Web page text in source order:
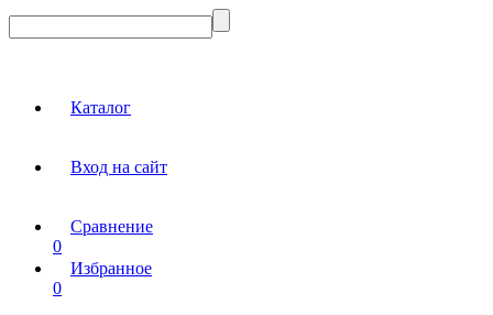
Каталог
Вход на сайт
Сравнение
0
Избранное
0